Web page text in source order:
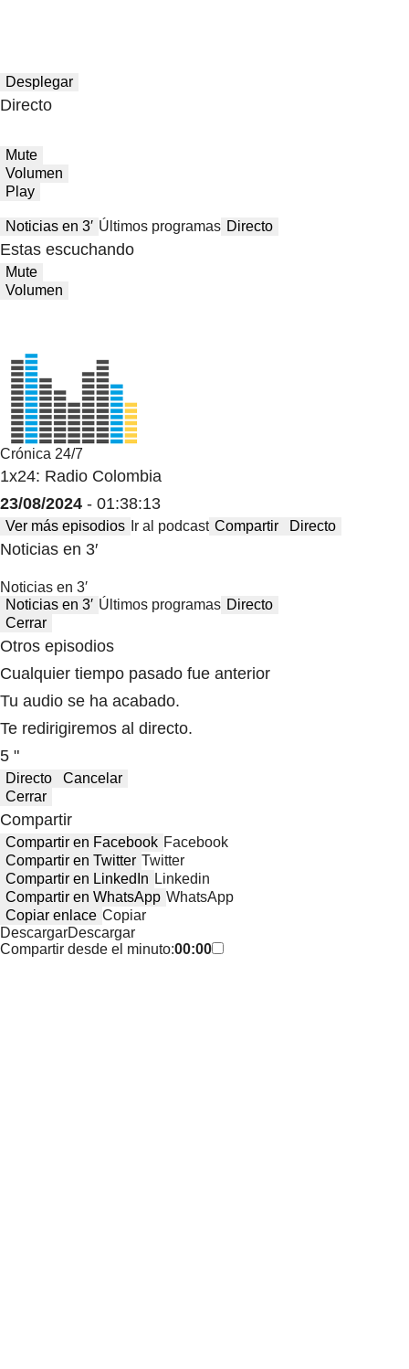
Desplegar
Directo
Mute
Volumen
Play
Noticias en 3′ Últimos programas Directo
Estas escuchando
Mute
Volumen
Crónica 24/7
1x24: Radio Colombia
23/08/2024 - 01:38:13
Ver más episodios Ir al podcast Compartir Directo
Noticias en 3′
Noticias en 3′
Noticias en 3′ Últimos programas Directo
Cerrar
Otros episodios
Cualquier tiempo pasado fue anterior
Tu audio se ha acabado.
Te redirigiremos al directo.
5 "
Directo
Cancelar
Cerrar
Compartir
Compartir en Facebook Facebook
Compartir en Twitter Twitter
Compartir en LinkedIn Linkedin
Compartir en WhatsApp WhatsApp
Copiar enlace Copiar
DescargarDescargar
Compartir desde el minuto:00:00